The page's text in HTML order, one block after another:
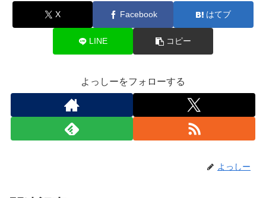
X Facebook はてブ
LINE コピー
よっしーをフォローする
よっしー